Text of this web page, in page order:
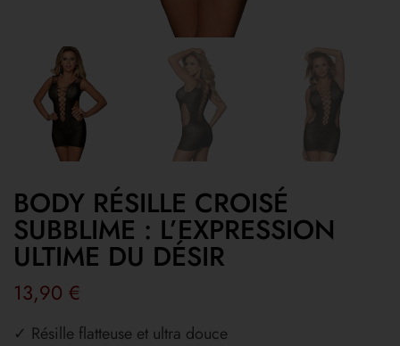
BODY RÉSILLE CROISÉ
SUBBLIME : L’EXPRESSION
ULTIME DU DÉSIR
13,90 €
✓ Résille flatteuse et ultra douce